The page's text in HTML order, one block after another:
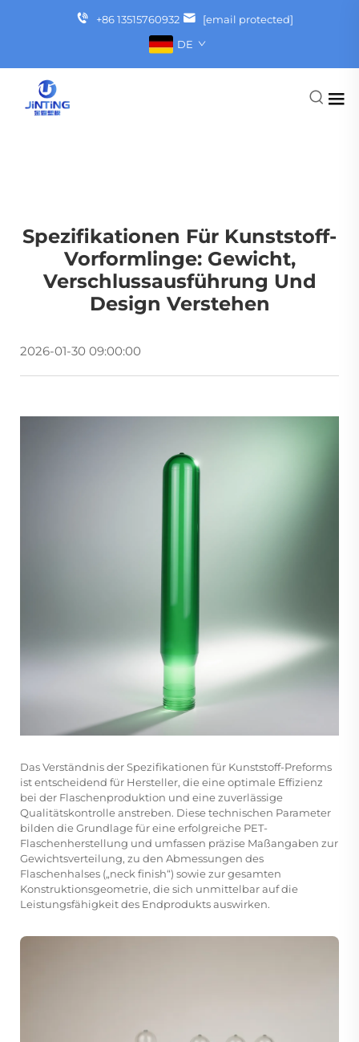
+86 13515760932
[email protected]
DE
Spezifikationen Für Kunststoff-
Vorformlinge: Gewicht,
Verschlussausführung Und
Design Verstehen
2026-01-30 09:00:00
Das Verständnis der Spezifikationen für Kunststoff-Preforms
ist entscheidend für Hersteller, die eine optimale Effizienz
bei der Flaschenproduktion und eine zuverlässige
Qualitätskontrolle anstreben. Diese technischen Parameter
bilden die Grundlage für eine erfolgreiche PET-
Flaschenherstellung und umfassen präzise Maßangaben zur
Gewichtsverteilung, zu den Abmessungen des
Flaschenhalses („neck finish“) sowie zur gesamten
Konstruktionsgeometrie, die sich unmittelbar auf die
Leistungsfähigkeit des Endprodukts auswirken.